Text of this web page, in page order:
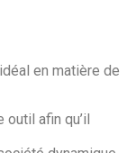
en matière de
outil afin qu’il